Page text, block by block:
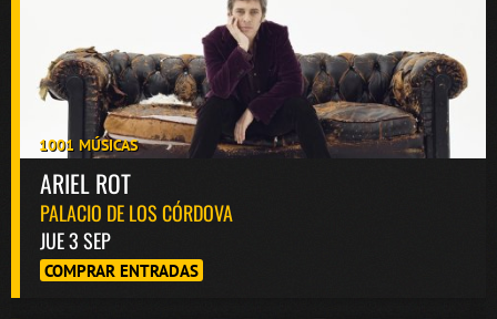
1001 MÚSICAS
ARIEL ROT
PALACIO DE LOS CÓRDOVA
JUE 3 SEP
COMPRAR ENTRADAS